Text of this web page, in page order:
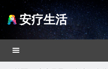
安疗生活